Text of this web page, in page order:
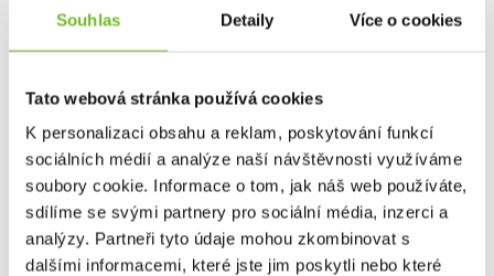
Souhlas Detaily Více o cookies
Tato webová stránka používá cookies
K personalizaci obsahu a reklam, poskytování funkcí
sociálních médií a analýze naší návštěvnosti využíváme
soubory cookie. Informace o tom, jak náš web používáte,
sdílíme se svými partnery pro sociální média, inzerci a
analýzy. Partneři tyto údaje mohou zkombinovat s
dalšími informacemi, které jste jim poskytli nebo které
bojových zón do světa outdooru. Všechny produkty jsou
tak, aby vyhověl těm, kdo od své výbavy očekávají
maximální kvalitu, výkon a spolehlivost.